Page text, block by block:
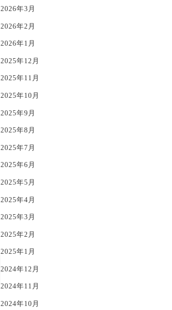
2026年3月
2026年2月
2026年1月
2025年12月
2025年11月
2025年10月
2025年9月
2025年8月
2025年7月
2025年6月
2025年5月
2025年4月
2025年3月
2025年2月
2025年1月
2024年12月
2024年11月
2024年10月